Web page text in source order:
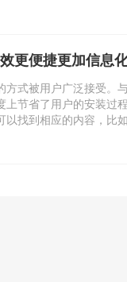
更便捷更加信息
方式被用户广泛接受。
上节省了用户的安装过
以找到相应的内容，比